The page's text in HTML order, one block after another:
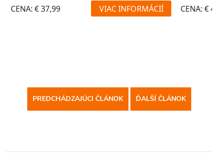
PREDCHÁDZAJÚCI ČLÁNOK ĎALŠÍ ČLÁNOK